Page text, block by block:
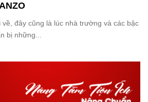
đây cũng là lúc nhà trường và các bậc
bị những...